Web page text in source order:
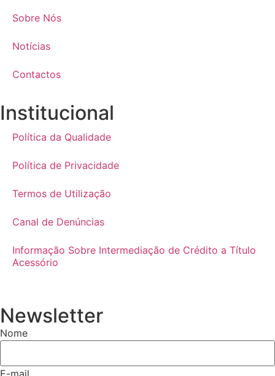
Sobre Nós
Notícias
Contactos
Institucional
Política da Qualidade
Política de Privacidade
Termos de Utilização
Canal de Denúncias
Informação Sobre Intermediação de Crédito a Título
Acessório
Newsletter
Nome
E-mail